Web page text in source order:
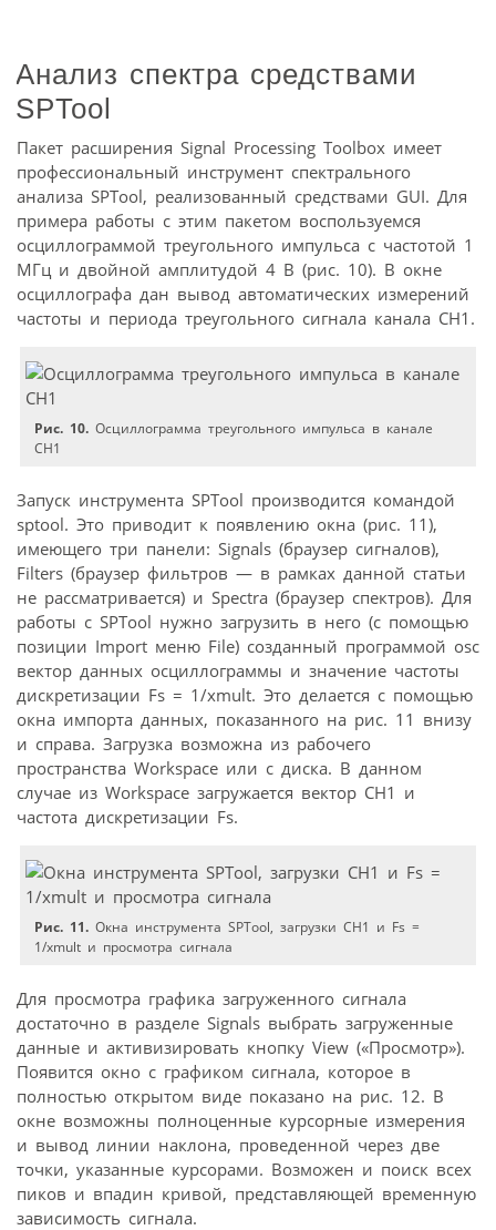
Анализ спектра средствами
SPTool
Пакет расширения Signal Processing Toolbox имеет
профессиональный инструмент спектрального
анализа SPTool, реализованный средствами GUI. Для
примера работы с этим пакетом воспользуемся
осциллограммой треугольного импульса с частотой 1
МГц и двойной амплитудой 4 В (рис. 10). В окне
осциллографа дан вывод автоматических измерений
частоты и периода треугольного сигнала канала CH1.
Рис. 10. Осциллограмма треугольного импульса в канале
CH1
Запуск инструмента SPTool производится командой
sptool. Это приводит к появлению окна (рис. 11),
имеющего три панели: Signals (браузер сигналов),
Filters (браузер фильтров — в рамках данной статьи
не рассматривается) и Spectra (браузер спектров). Для
работы с SPTool нужно загрузить в него (с помощью
позиции Import меню File) созданный программой osc
вектор данных осциллограммы и значение частоты
дискретизации Fs = 1/xmult. Это делается с помощью
окна импорта данных, показанного на рис. 11 внизу
и справа. Загрузка возможна из рабочего
пространства Workspace или с диска. В данном
случае из Workspace загружается вектор CH1 и
частота дискретизации Fs.
Рис. 11. Окна инструмента SPTool, загрузки CH1 и Fs =
1/xmult и просмотра сигнала
Для просмотра графика загруженного сигнала
достаточно в разделе Signals выбрать загруженные
данные и активизировать кнопку View («Просмотр»).
Появится окно с графиком сигнала, которое в
полностью открытом виде показано на рис. 12. В
окне возможны полноценные курсорные измерения
и вывод линии наклона, проведенной через две
точки, указанные курсорами. Возможен и поиск всех
пиков и впадин кривой, представляющей временную
зависимость сигнала.